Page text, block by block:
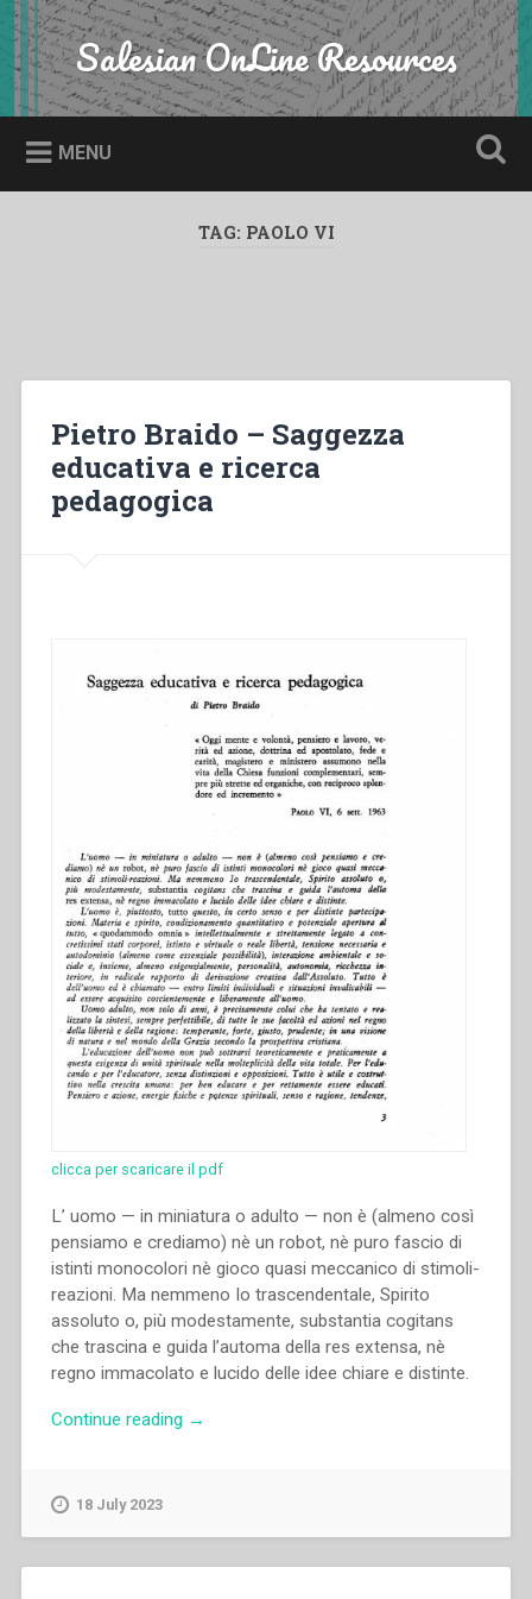
Skip
to
content
Search Salesian OnLine Resources
MENU
TAG: PAOLO VI
Pietro Braido – Saggezza
educativa e ricerca
pedagogica
clicca per scaricare il pdf
L’ uomo — in miniatura o adulto — non è (almeno così
pensiamo e crediamo) nè un robot, nè puro fascio di
istinti monocolori nè gioco quasi meccanico di stimoli-
reazioni. Ma nemmeno Io trascendentale, Spirito
assoluto o, più modestamente, substantia cogitans
che trascina e guida l’automa della res extensa, nè
regno immacolato e lucido delle idee chiare e distinte.
Continue reading “Pietro
→
18 July 2023